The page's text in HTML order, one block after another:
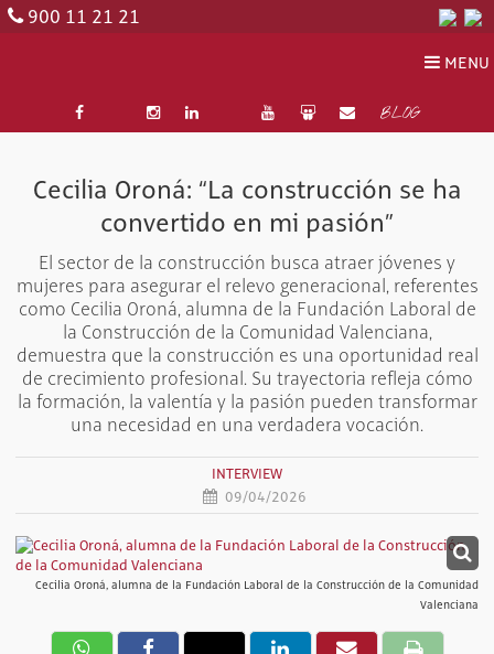
900 11 21 21
MENU
BLOG
Cecilia Oroná: “La construcción se ha
convertido en mi pasión”
El sector de la construcción busca atraer jóvenes y
mujeres para asegurar el relevo generacional, referentes
como Cecilia Oroná, alumna de la Fundación Laboral de
la Construcción de la Comunidad Valenciana,
demuestra que la construcción es una oportunidad real
de crecimiento profesional. Su trayectoria refleja cómo
la formación, la valentía y la pasión pueden transformar
una necesidad en una verdadera vocación.
INTERVIEW
09/04/2026
Cecilia Oroná, alumna de la Fundación Laboral de la Construcción de la Comunidad
Valenciana